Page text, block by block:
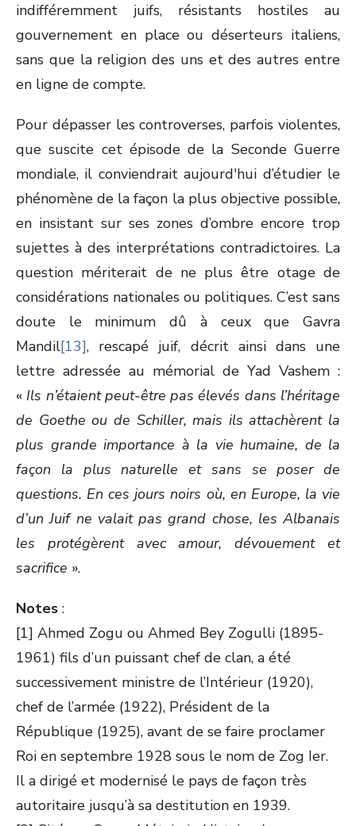
indifféremment juifs, résistants hostiles au
gouvernement en place ou déserteurs italiens,
sans que la religion des uns et des autres entre
en ligne de compte.
Pour dépasser les controverses, parfois violentes,
que suscite cet épisode de la Seconde Guerre
mondiale, il conviendrait aujourd'hui d’étudier le
phénomène de la façon la plus objective possible,
en insistant sur ses zones d’ombre encore trop
sujettes à des interprétations contradictoires. La
question mériterait de ne plus être otage de
considérations nationales ou politiques. C’est sans
doute le minimum dû à ceux que Gavra
Mandil[13], rescapé juif, décrit ainsi dans une
lettre adressée au mémorial de Yad Vashem :
« Ils n’étaient peut-être pas élevés dans l’héritage
de Goethe ou de Schiller, mais ils attachèrent la
plus grande importance à la vie humaine, de la
façon la plus naturelle et sans se poser de
questions. En ces jours noirs où, en Europe, la vie
d’un Juif ne valait pas grand chose, les Albanais
les protégèrent avec amour, dévouement et
sacrifice ».
Notes :
[1] Ahmed Zogu ou Ahmed Bey Zogulli (1895-
1961) fils d’un puissant chef de clan, a été
successivement ministre de l’Intérieur (1920),
chef de l’armée (1922), Président de la
République (1925), avant de se faire proclamer
Roi en septembre 1928 sous le nom de Zog Ier.
Il a dirigé et modernisé le pays de façon très
autoritaire jusqu’à sa destitution en 1939.